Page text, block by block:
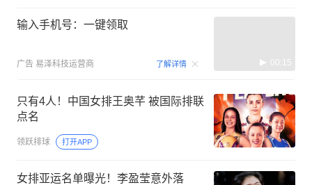
输入手机号：一键领取
广告 易泽科技运营商 了解详情 00:15
只有4人！中国女排王奥芊 被国际排联
点名
领跃排球 打开APP
女排亚运名单曝光！李盈莹意外落